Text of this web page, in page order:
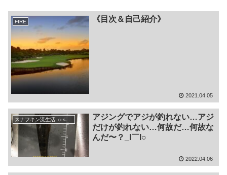
FIRE 《目次＆自己紹介》
2021.04.05
アジングでアジが釣れない…アジ
だけが釣れない…何故だ…何故な
んだ〜？_l￣l○
2022.04.06